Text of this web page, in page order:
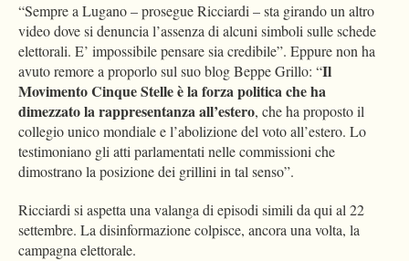
“Sempre a Lugano – prosegue Ricciardi – sta girando un altro
video dove si denuncia l’assenza di alcuni simboli sulle schede
elettorali. E’ impossibile pensare sia credibile”. Eppure non ha
avuto remore a proporlo sul suo blog Beppe Grillo: “Il
Movimento Cinque Stelle è la forza politica che ha
dimezzato la rappresentanza all’estero, che ha proposto il
collegio unico mondiale e l’abolizione del voto all’estero. Lo
testimoniano gli atti parlamentati nelle commissioni che
dimostrano la posizione dei grillini in tal senso”.
Ricciardi si aspetta una valanga di episodi simili da qui al 22
settembre. La disinformazione colpisce, ancora una volta, la
campagna elettorale.